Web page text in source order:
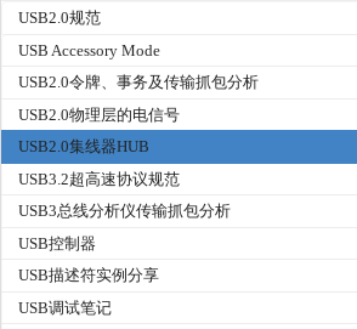
USB2.0规范
USB Accessory Mode
USB2.0令牌、事务及传输抓包分析
USB2.0物理层的电信号
USB2.0集线器HUB
USB3.2超高速协议规范
USB3总线分析仪传输抓包分析
USB控制器
USB描述符实例分享
USB调试笔记